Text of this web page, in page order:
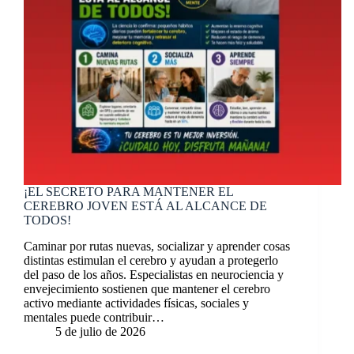
¡EL SECRETO PARA MANTENER EL
CEREBRO JOVEN ESTÁ AL ALCANCE DE
TODOS!
Caminar por rutas nuevas, socializar y aprender cosas
distintas estimulan el cerebro y ayudan a protegerlo
del paso de los años. Especialistas en neurociencia y
envejecimiento sostienen que mantener el cerebro
activo mediante actividades físicas, sociales y
mentales puede contribuir…
5 de julio de 2026